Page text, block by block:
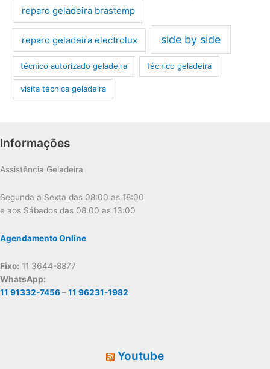
reparo geladeira brastemp
reparo geladeira electrolux side by side
técnico autorizado geladeira técnico geladeira
visita técnica geladeira
Informações
Assistência Geladeira
Segunda a Sexta das 08:00 as 18:00
e aos Sábados das 08:00 as 13:00
Agendamento Online
Fixo: 11 3644-8877
WhatsApp:
11 91332-7456–11 96231-1982
Youtube